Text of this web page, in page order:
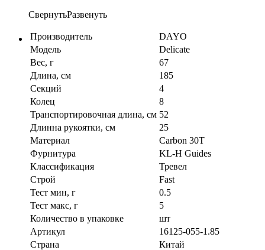
СвернутьРазвенуть
Производитель
DAYO
Модель
Delicate
Вес, г
67
Длина, см
185
Секций
4
Колец
8
Транспортировочная длина, см 52
Длинна рукоятки, см
25
Материал
Carbon 30T
Фурнитура
KL-H Guides
Классификация
Тревел
Строй
Fast
Тест мин, г
0.5
Тест макс, г
5
Количество в упаковке
шт
Артикул
16125-055-1.85
Страна
Китай